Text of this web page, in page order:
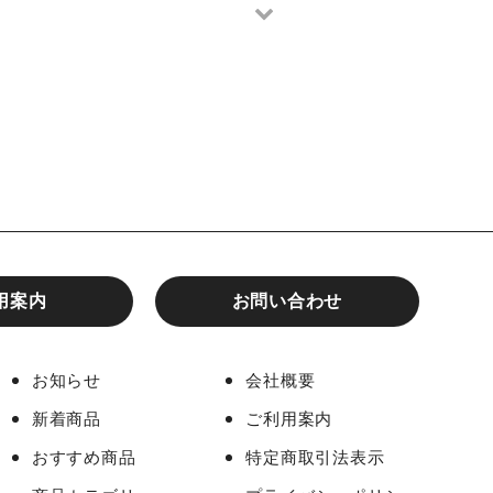
案内 お問い合わせ
お知らせ
新着商品
おすすめ商品
会社概要
ご利用案内
特定商取引法表示